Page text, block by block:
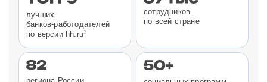
лучших
банков-работодателей
по версии hh.ru2
сотрудников
по всей стране